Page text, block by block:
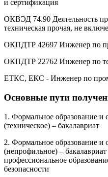
и сертификация
ОКВЭД 74.90 Деятельность
техническая прочая, не
ОКПДТР 42697 Инженер по
ОКПДТР 22762 Инженер по
ЕТКС, ЕКС - Инженер по
Основные пути
1. Формальное образование и
(техническое) – бакалавриат
2. Формальное образование и
(непрофильное) –
профессиональное
безопасности